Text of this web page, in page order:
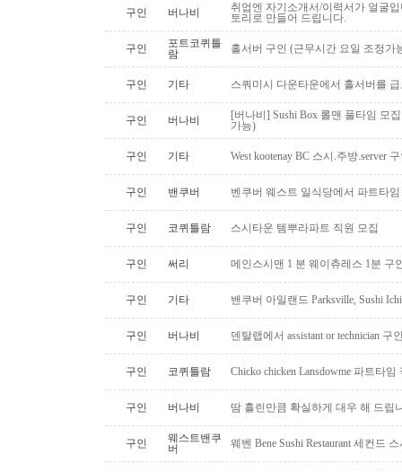
구인 버나비
취업엔 자기소개서/이력서가 얼굴
토리로 만들어 드립니다.
구인
포트코퀴틀
람
홀서버 구인 (근무시간 요일 조정가
구인 기타 스쿼미시 다운타운에서 홀서버를
구인 버나비
[버나비] Sushi Box 롤맨 풀타임 모
가능)
구인 기타 West kootenay BC 스시.주방.server
구인 밴쿠버 벤쿠버 웨스트 일식당에서 파트타
구인 코퀴틀람 스시타운 템뿌라파트 직원 모집
구인 써리 메인스시맨 1 분 웨이츄레스 1분 구
구인 기타 밴쿠버 아일랜드 Parksville, Sushi
구인 버나비 덴탈랩에서 assistant or technician 구
구인 코퀴틀람 Chicko chicken Lansdowme 파트타
구인 버나비 땀 흘린만큼 확실하게 대우 해 드립
구인
웨스트밴쿠
버
웨벤 Bene Sushi Restaurant 세컨드